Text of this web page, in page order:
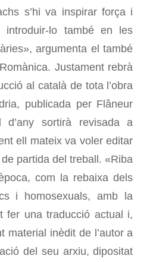
s’hi va inspirar força i
lo també en les
argumenta el també
Justament rebrà
al català de tota l’obra
publicada per Flâneur
sortirà revisada a
ell mateix va voler editar
partida del treball. «Riba
com la rebaixa dels
i homosexuals, amb la
fer una traducció actual i,
material inèdit de l’autor a
del seu arxiu, dipositat